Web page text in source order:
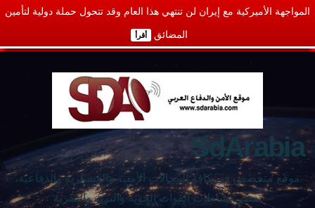
المواجهة الأميركية مع إيران لن تنتهي هذا العام وقد تتحول حملة دولية لتأمين
المضائق أقرأ
SdArabia
موقع متخصص في كافة المجالات الأمنية والعسكرية والدفاعية،
يغطي نشاطات القوات الجوية والبرية والبحرية